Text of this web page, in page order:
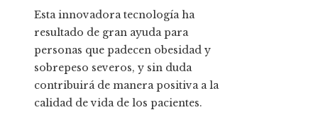
Esta innovadora tecnología ha
resultado de gran ayuda para
personas que padecen obesidad y
sobrepeso severos, y sin duda
contribuirá de manera positiva a la
calidad de vida de los pacientes.